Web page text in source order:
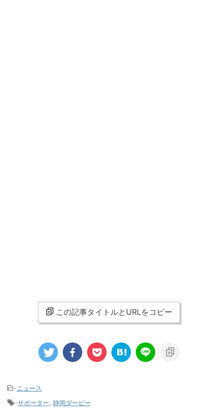
この記事タイトルとURLをコピー
-ニュース
-サポーター 静岡ダービー